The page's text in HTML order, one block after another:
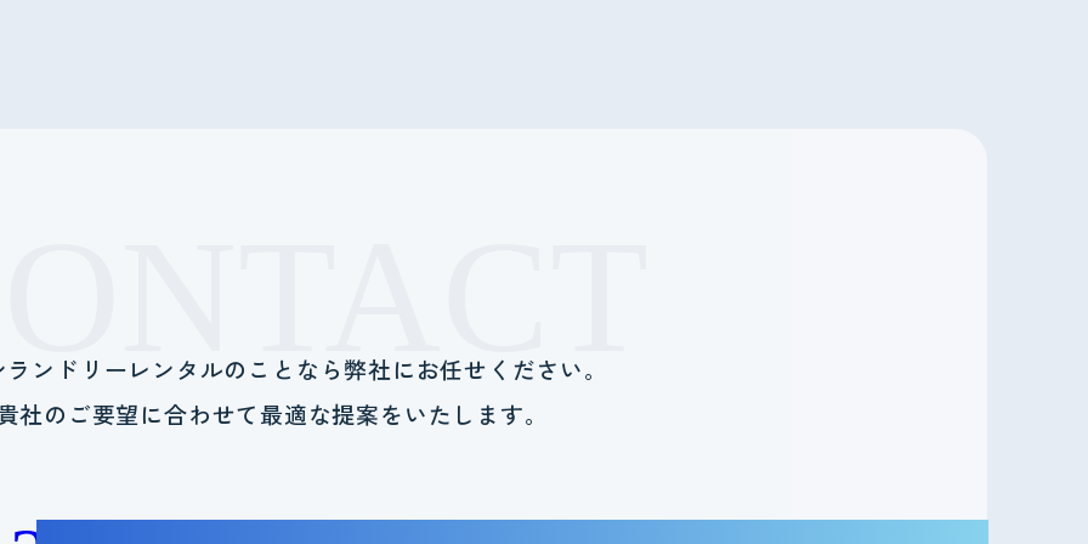
ンドリーレンタルのことなら弊社にお任せください。
社のご要望に合わせて最適な提案をいたします。